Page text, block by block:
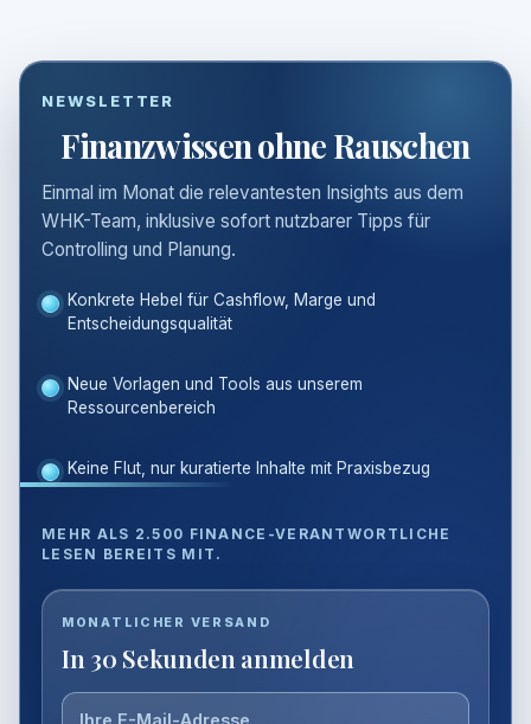
NEWSLETTER
Finanzwissen ohne Rauschen
Einmal im Monat die relevantesten Insights aus dem
WHK-Team, inklusive sofort nutzbarer Tipps für
Controlling und Planung.
Konkrete Hebel für Cashflow, Marge und
Entscheidungsqualität
Neue Vorlagen und Tools aus unserem
Ressourcenbereich
Keine Flut, nur kuratierte Inhalte mit Praxisbezug
MEHR ALS 2.500 FINANCE-VERANTWORTLICHE
LESEN BEREITS MIT.
MONATLICHER VERSAND
In 30 Sekunden anmelden
E-
Mail-
Adresse